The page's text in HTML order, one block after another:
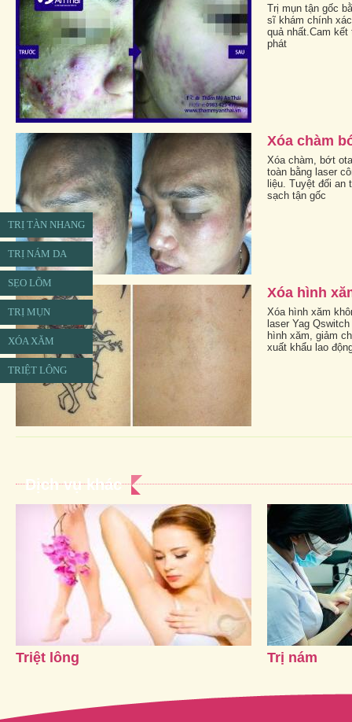
TRỊ TÀN NHANG
TRỊ NÁM DA
SẸO LÕM
TRỊ MỤN
XÓA XĂM
TRIỆT LÔNG
Trị mụn tận gốc
sĩ khám chính
quả nhất.Cam kết
phát
Xóa chàm
Xóa chàm, bớt
toàn bằng laser
liệu. Tuyệt đối an
sạch tận gốc
Xóa hình
Xóa hình xăm
laser Yag
hình xăm, giảm
xuất khẩu lao
Dịch vụ khác
Triệt lông Trị nám